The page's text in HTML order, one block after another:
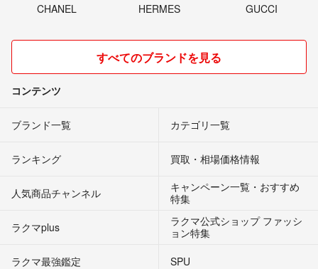
CHANEL HERMES GUCCI
すべてのブランドを見る
コンテンツ
ブランド一覧 カテゴリ一覧
ランキング 買取・相場価格情報
人気商品チャンネル
キャンペーン一覧・おすすめ
特集
ラクマplus
ラクマ公式ショップ ファッシ
ョン特集
ラクマ最強鑑定
SPU